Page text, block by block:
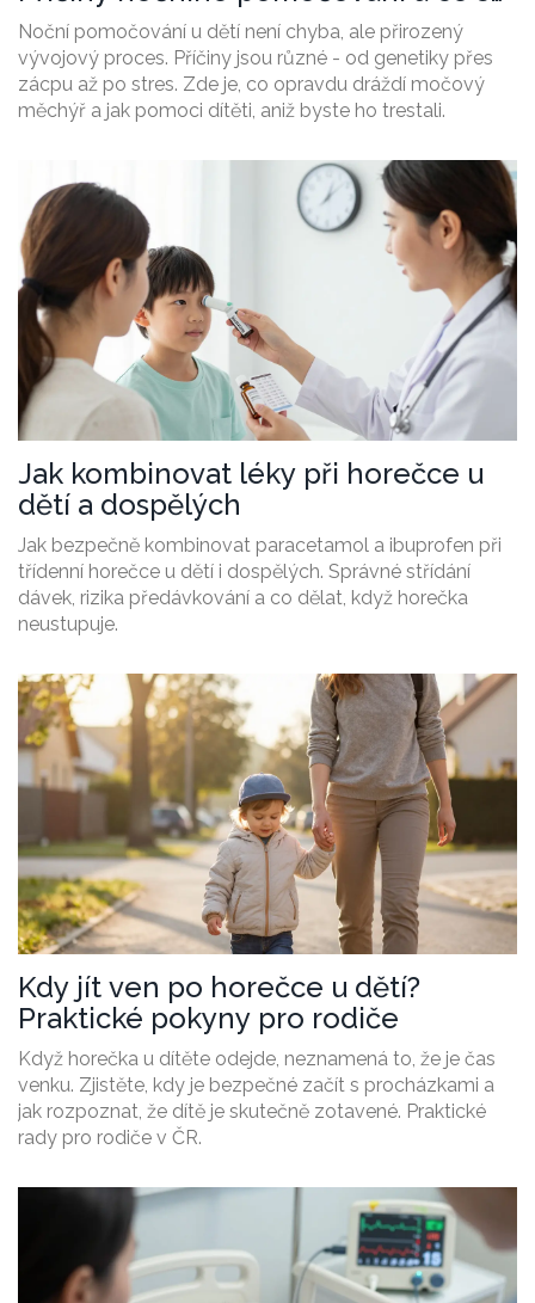
tím dělat
Noční pomočování u dětí není chyba, ale přirozený
vývojový proces. Příčiny jsou různé - od genetiky přes
zácpu až po stres. Zde je, co opravdu dráždí močový
měchýř a jak pomoci dítěti, aniž byste ho trestali.
Jak kombinovat léky při horečce u
dětí a dospělých
Jak bezpečně kombinovat paracetamol a ibuprofen při
třídenní horečce u dětí i dospělých. Správné střídání
dávek, rizika předávkování a co dělat, když horečka
neustupuje.
Kdy jít ven po horečce u dětí?
Praktické pokyny pro rodiče
Když horečka u dítěte odejde, neznamená to, že je čas
venku. Zjistěte, kdy je bezpečné začít s procházkami a
jak rozpoznat, že dítě je skutečně zotavené. Praktické
rady pro rodiče v ČR.